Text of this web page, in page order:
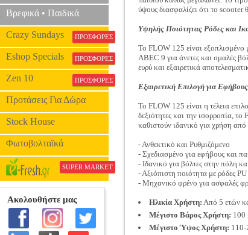
Βρεφικά • Παιδικά
Crazy Sundays ΠΡΟΣΦΟΡΕΣ
Eshop Specials ΠΡΟΣΦΟΡΕΣ
Zen 10 ΠΡΟΣΦΟΡΕΣ
Προτάσεις Για Δώρα
Stock House
Φωτοβολταϊκά
SUPER MARKET
ύψους διασφαλίζει ότι το scooter
Υψηλής Ποιότητας Ρόδες και
Το FLOW 125 είναι
ABEC 9 για άνετες και ομαλές
ευρύ και εξαιρετικά
Εξαιρετική Επιλογή για
Το FLOW 125 είναι η τέλεια
δεξιότητες και την ισορροπία,
καθιστούν ιδανικό για χρήση
- Ανθεκτικό και Ρυθμιζόμενο
- Σχεδιασμένο για εφήβους και
- Ιδανικό για βόλτες στην πόλη
- Αξιόπιστη ποιότητα με ρόδες
- Μηχανικό φρένο για ασφαλές
Ηλικία Χρήστη: Από 5 ετών
Μέγιστο Βάρος Χρήστη: 100
Μέγιστο Ύψος Χρήστη: 110-